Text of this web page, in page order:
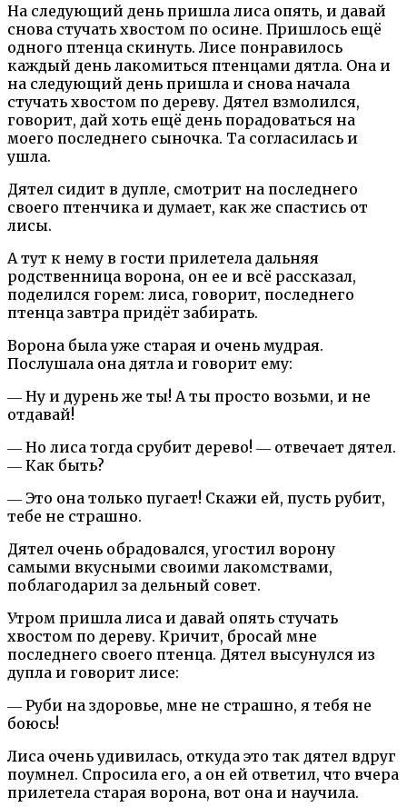
На следующий день пришла лиса опять, и давай
снова стучать хвостом по осине. Пришлось ещё
одного птенца скинуть. Лисе понравилось
каждый день лакомиться птенцами дятла. Она и
на следующий день пришла и снова начала
стучать хвостом по дереву. Дятел взмолился,
говорит, дай хоть ещё день порадоваться на
моего последнего сыночка. Та согласилась и
ушла.
Дятел сидит в дупле, смотрит на последнего
своего птенчика и думает, как же спастись от
лисы.
А тут к нему в гости прилетела дальняя
родственница ворона, он ее и всё рассказал,
поделился горем: лиса, говорит, последнего
птенца завтра придёт забирать.
Ворона была уже старая и очень мудрая.
Послушала она дятла и говорит ему:
― Ну и дурень же ты! А ты просто возьми, и не
отдавай!
― Но лиса тогда срубит дерево! ― отвечает дятел.
― Как быть?
― Это она только пугает! Скажи ей, пусть рубит,
тебе не страшно.
Дятел очень обрадовался, угостил ворону
самыми вкусными своими лакомствами,
поблагодарил за дельный совет.
Утром пришла лиса и давай опять стучать
хвостом по дереву. Кричит, бросай мне
последнего своего птенца. Дятел высунулся из
дупла и говорит лисе:
― Руби на здоровье, мне не страшно, я тебя не
боюсь!
Лиса очень удивилась, откуда это так дятел вдруг
поумнел. Спросила его, а он ей ответил, что вчера
прилетела старая ворона, вот она и научила.